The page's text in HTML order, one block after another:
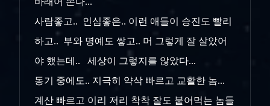
사람좋고.. 인심좋은.. 이런 애들이 승진도 빨리
하고.. 부와 명예도 쌓고.. 머 그렇게 잘 살았어
야 했는데.. 세상이 그렇지를 않았다...
동기 중에도.. 지극히 약삭 빠르고 교활한 놈...
계산 빠르고 이리 저리 착착 잘도 붙어먹는 놈들